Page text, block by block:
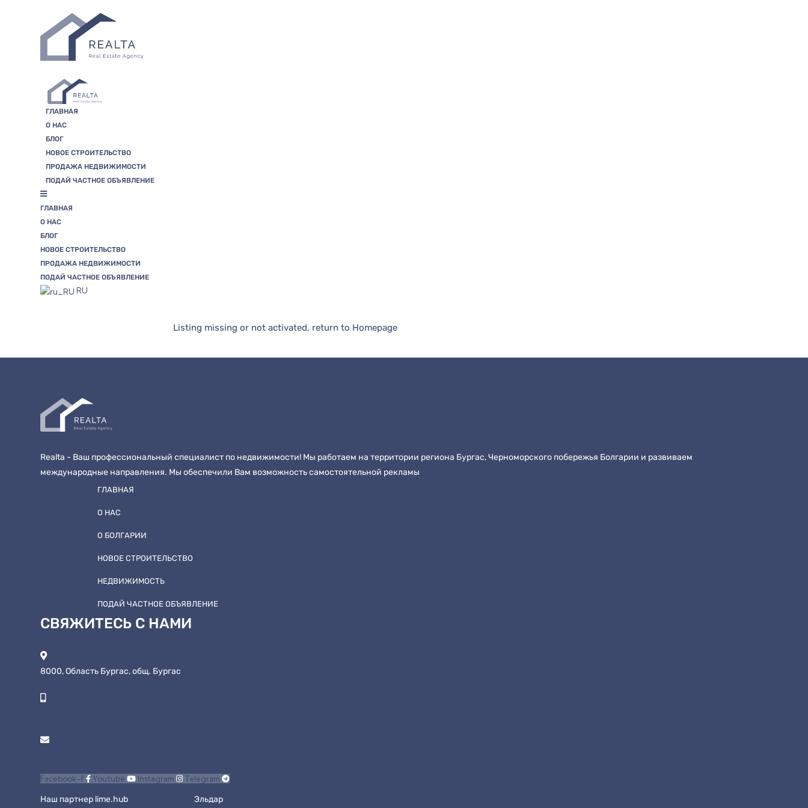
ГЛАВНАЯ
О НАС
БЛОГ
НОВОЕ СТРОИТЕЛЬСТВО
ПРОДАЖА НЕДВИЖИМОСТИ
ПОДАЙ ЧАСТНОЕ ОБЪЯВЛЕНИЕ
ГЛАВНАЯ
О НАС
БЛОГ
НОВОЕ СТРОИТЕЛЬСТВО
ПРОДАЖА НЕДВИЖИМОСТИ
ПОДАЙ ЧАСТНОЕ ОБЪЯВЛЕНИЕ
RU
Listing missing or not activated, return to Homepage
Realta - Ваш профессиональный специалист по недвижимости! Мы работаем на территории региона Бургас, Черноморского побережья Болгарии и развиваем
международные направления. Мы обеспечили Вам возможность самостоятельной рекламы
ГЛАВНАЯ
О НАС
О БОЛГАРИИ
НОВОЕ СТРОИТЕЛЬСТВО
НЕДВИЖИМОСТЬ
ПОДАЙ ЧАСТНОЕ ОБЪЯВЛЕНИЕ
СВЯЖИТЕСЬ С НАМИ
8000, Область Бургас, общ. Бургас
Facebook-f Youtube Instagram Telegram
Наш партнер lime.hub +359877670837Эльдар